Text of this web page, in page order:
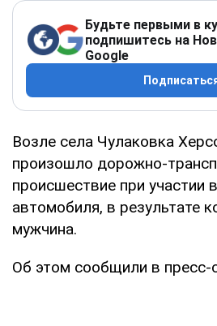
Будьте первыми в
подпишитесь на
Google
Возле села Чулаковка
произошло дорожно-
происшествие при участии
автомобиля, в результате
мужчина.
Об этом сообщили в пресс-